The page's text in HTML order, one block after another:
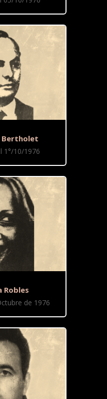
Bertholet
1°/10/1976
Robles
de 1976